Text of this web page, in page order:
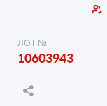
ЛОТ №
10603943